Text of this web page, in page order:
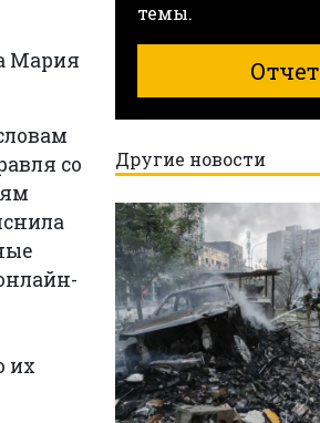
Мария
со
их
темы.
Отчет
Другие новости